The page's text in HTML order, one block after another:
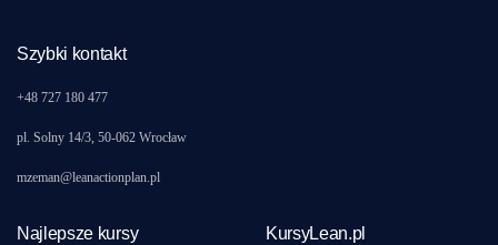
Szybki kontakt
+48 727 180 477
pl. Solny 14/3, 50-062 Wrocław
mzeman@leanactionplan.pl
Najlepsze kursy KursyLean.pl